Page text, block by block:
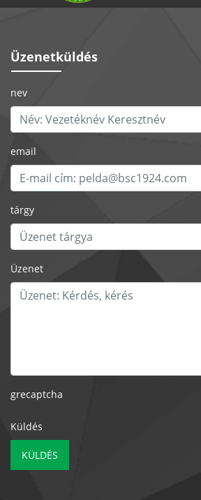
Üzenetküldés
nev
email
tárgy
Üzenet
grecaptcha
Küldés
KÜLDÉS